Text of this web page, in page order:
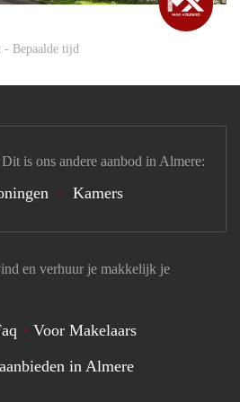
- Bepaalde tijd
en verhuur je makkelijk je
Voor Makelaars
in Almere
is ons andere aanbod in Almere:
Kamers